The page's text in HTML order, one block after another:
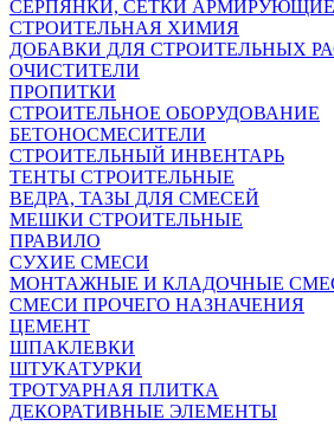
СЕРПЯНКИ, СЕТКИ АРМИРУЮЩИЕ
СТРОИТЕЛЬНАЯ ХИМИЯ
ДОБАВКИ ДЛЯ СТРОИТЕЛЬНЫХ
ОЧИСТИТЕЛИ
ПРОПИТКИ
СТРОИТЕЛЬНОЕ ОБОРУДОВАНИЕ
БЕТОНОСМЕСИТЕЛИ
СТРОИТЕЛЬНЫЙ ИНВЕНТАРЬ
ТЕНТЫ СТРОИТЕЛЬНЫЕ
ВЕДРА, ТАЗЫ ДЛЯ СМЕСЕЙ
МЕШКИ СТРОИТЕЛЬНЫЕ
ПРАВИЛО
СУХИЕ СМЕСИ
МОНТАЖНЫЕ И КЛАДОЧНЫЕ
СМЕСИ ПРОЧЕГО НАЗНАЧЕНИЯ
ЦЕМЕНТ
ШПАКЛЕВКИ
ШТУКАТУРКИ
ТРОТУАРНАЯ ПЛИТКА
ДЕКОРАТИВНЫЕ ЭЛЕМЕНТЫ